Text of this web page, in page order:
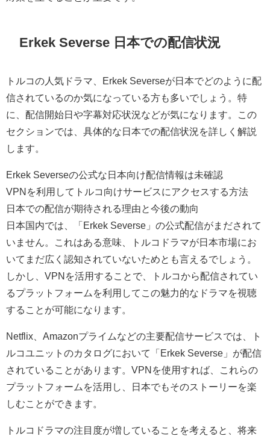
Erkek Severse 日本での配信状況
トルコの人気ドラマ、Erkek Severseが日本でどのように配
信されているのか気になっている方も多いでしょう。特
に、配信開始日や字幕対応状況などが気になります。この
セクションでは、具体的な日本での配信状況を詳しく解説
します。
Erkek Severseの公式な日本向け配信情報は未確認
VPNを利用してトルコ向けサービスにアクセスする方法
日本での配信が期待される理由と今後の動向
日本国内では、「Erkek Severse」の公式配信がまだされて
いません。これはある意味、トルコドラマが日本市場にお
いてまだ広く認知されていないためとも言えるでしょう。
しかし、VPNを活用することで、トルコから配信されてい
るプラットフォームを利用してこの魅力的なドラマを視聴
することが可能になります。
Netflix、Amazonプライムなどの主要配信サービスでは、ト
ルコユニットのカタログにおいて「Erkek Severse」が配信
されていることがあります。VPNを使用すれば、これらの
プラットフォームを活用し、日本でもそのストーリーを楽
しむことができます。
トルコドラマの注目度が増していることを考えると、将来